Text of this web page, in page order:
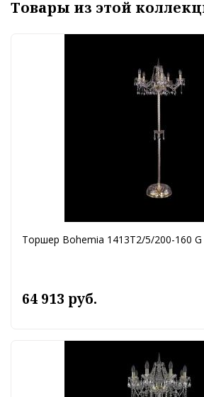
Товары из этой
Торшер Bohemia 1413T2/5/200-160 G
64 913 руб.